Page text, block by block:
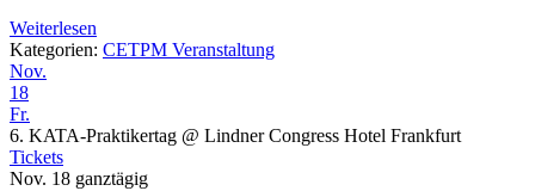
Weiterlesen
Kategorien: CETPM Veranstaltung
Nov.
18
Fr.
6. KATA-Praktikertag @ Lindner Congress Hotel Frankfurt
Tickets
Nov. 18 ganztägig